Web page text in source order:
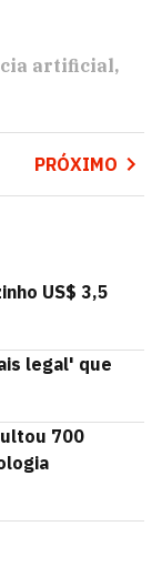
artificial
PRÓXIMO
US$ 3,5
legal' que
700